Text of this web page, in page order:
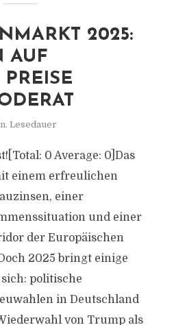
2025:
AUF
Lesedauer
0 Average: 0]Das
einem erfreulichen
einer
und einer
der Europäischen
2025 bringt einige
politische
in Deutschland
von Trump als